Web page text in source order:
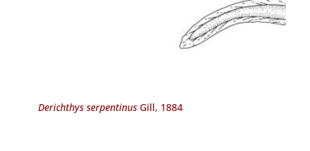
Derichthys serpentinusGill, 1884